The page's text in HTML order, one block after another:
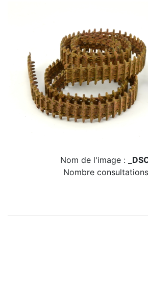
Nom de l'image :
Nombre